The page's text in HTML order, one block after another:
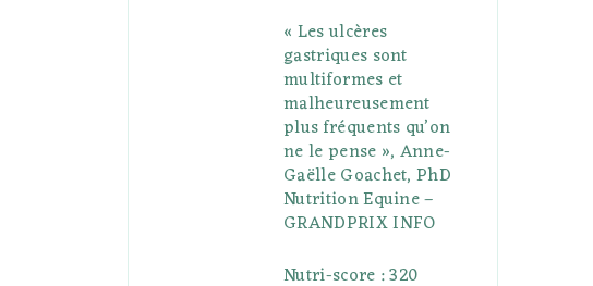
« Les ulcères
gastriques sont
multiformes et
malheureusement
plus fréquents qu’on
ne le pense », Anne-
Gaëlle Goachet, PhD
Nutrition Equine –
GRANDPRIX INFO
Nutri-score : 320